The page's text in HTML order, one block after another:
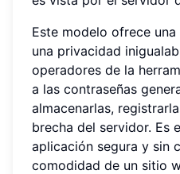
Este modelo ofrece una
una privacidad
operadores de la
a las contraseñas
almacenarlas,
brecha del servidor. Es
aplicación segura y sin
comodidad de un sitio